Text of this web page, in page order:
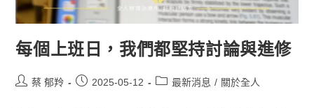
每個上班日，我們都堅持討論與進修
蔡 郁羚 2025-05-12 最新消息 / 關於全人